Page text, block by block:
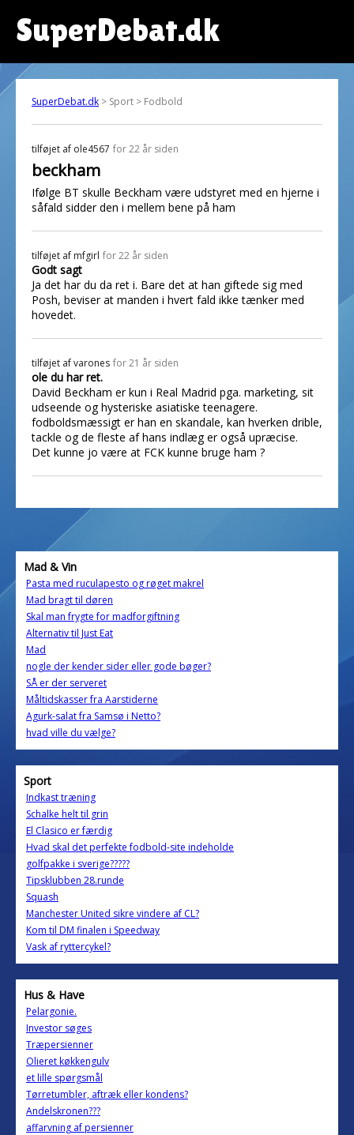
SuperDebat.dk
SuperDebat.dk > Sport > Fodbold
tilføjet af ole4567 for 22 år siden
beckham
Ifølge BT skulle Beckham være udstyret med en hjerne i
såfald sidder den i mellem bene på ham
tilføjet af mfgirl for 22 år siden
Godt sagt
Ja det har du da ret i. Bare det at han giftede sig med
Posh, beviser at manden i hvert fald ikke tænker med
hovedet.
tilføjet afvarones for 21 år siden
ole du har ret.
David Beckham er kun i Real Madrid pga. marketing, sit
udseende og hysteriske asiatiske teenagere.
fodboldsmæssigt er han en skandale, kan hverken drible,
tackle og de fleste af hans indlæg er også upræcise.
Det kunne jo være at FCK kunne bruge ham ?
Mad & Vin
Pasta med ruculapesto og røget makrel
Mad bragt til døren
Skal man frygte for madforgiftning
Alternativ til Just Eat
Mad
nogle der kender sider eller gode bøger?
SÅ er der serveret
Måltidskasser fra Aarstiderne
Agurk-salat fra Samsø i Netto?
hvad ville du vælge?
Sport
Indkast træning
Schalke helt til grin
El Clasico er færdig
Hvad skal det perfekte fodbold-site indeholde
golfpakke i sverige?????
Tipsklubben 28.runde
Squash
Manchester United sikre vindere af CL?
Kom til DM finalen i Speedway
Vask af ryttercykel?
Hus & Have
Pelargonie.
Investor søges
Træpersienner
Olieret køkkengulv
et lille spørgsmål
Tørretumbler, aftræk eller kondens?
Andelskronen???
affarvning af persienner